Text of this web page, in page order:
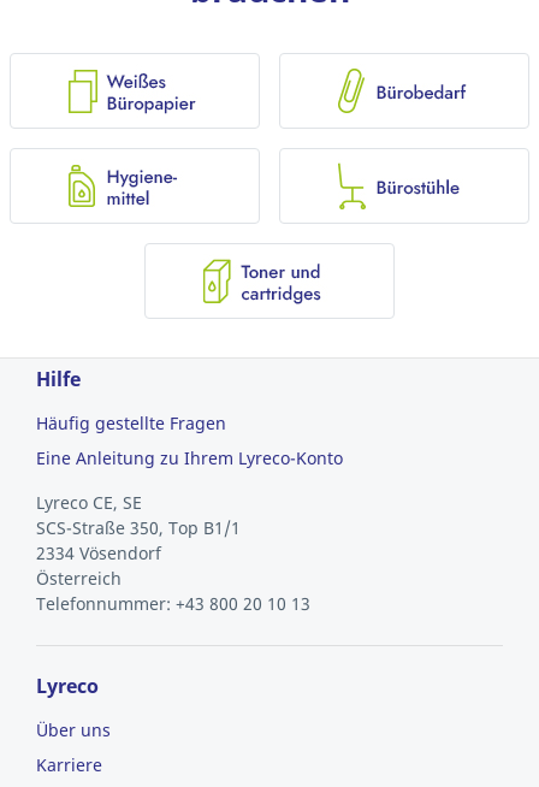
Hilfe
Häufig gestellte Fragen
Eine Anleitung zu Ihrem Lyreco-Konto
Lyreco CE, SE
SCS-Straße 350, Top B1/1
2334 Vösendorf
Österreich
Telefonnummer: +43 800 20 10 13
Lyreco
Über uns
Karriere